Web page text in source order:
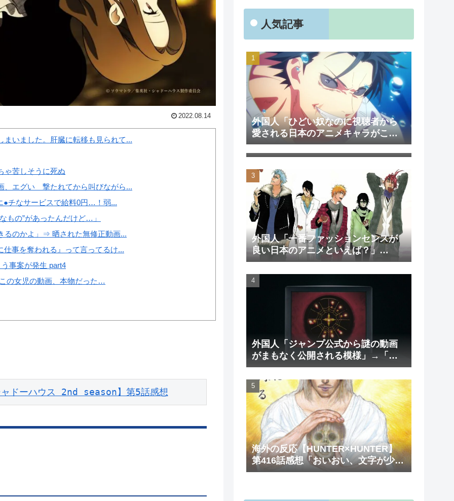
2022.08.14
いました。肝臓に転移も見られて...
ゃ苦しそうに死ぬ
、エグい 撃たれてから叫びながら...
●チなサービスで給料0円…！弱...
もの”があったんだけど…」
るのかよ」⇒ 晒された無修正動画...
事を奪われる』って言ってるけ...
事案が発生 part4
の女児の動画、本物だった…
ャドーハウス 2nd season】第5話感想
人気記事
外国人「ひどい奴なのに視聴者から
愛される日本のアニメキャラがこち
ら」（海外の反応）
外国人「日本のアニメを見て初めて
泣いた作品は？」→「2000年代の3大
泣けるアニメ」（海外の反応）
外国人「一番ファッションセンスが
良い日本のアニメといえば？」
→「一択でしょ」（海外の反応）
外国人「ジャンプ公式から謎の動画
がまもなく公開される模様」→「ま
さか本当にくるのか？！」（海外の
反応）
海外の反応【HUNTER×HUNTER】
第416話感想「おいおい、文字が少な
くてスッキリ読めるぞ！！」